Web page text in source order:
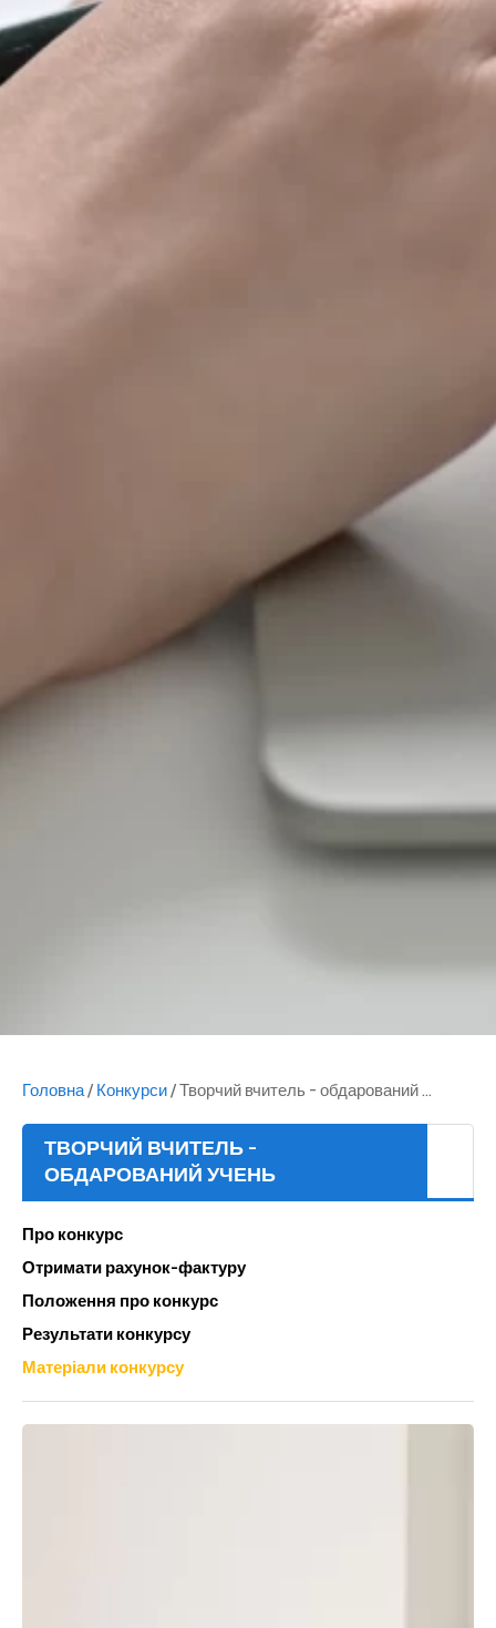
Головна/ Конкурси/Творчий вчитель - обдарований ...
ТВОРЧИЙ ВЧИТЕЛЬ -
ОБДАРОВАНИЙ УЧЕНЬ
Про конкурс
Отримати рахунок-фактуру
Положення про конкурс
Результати конкурсу
Матеріали конкурсу